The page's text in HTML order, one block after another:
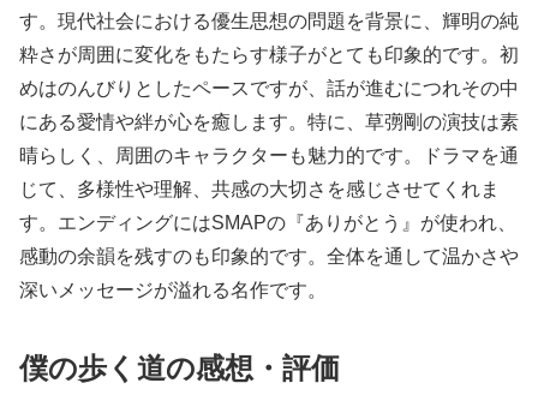
す。現代社会における優生思想の問題を背景に、輝明の純
粋さが周囲に変化をもたらす様子がとても印象的です。初
めはのんびりとしたペースですが、話が進むにつれその中
にある愛情や絆が心を癒します。特に、草彅剛の演技は素
晴らしく、周囲のキャラクターも魅力的です。ドラマを通
じて、多様性や理解、共感の大切さを感じさせてくれま
す。エンディングにはSMAPの『ありがとう』が使われ、
感動の余韻を残すのも印象的です。全体を通して温かさや
深いメッセージが溢れる名作です。
僕の歩く道の感想・評価